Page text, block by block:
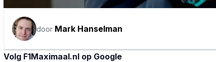
door Mark Hanselman
Volg F1Maximaal.nl op Google